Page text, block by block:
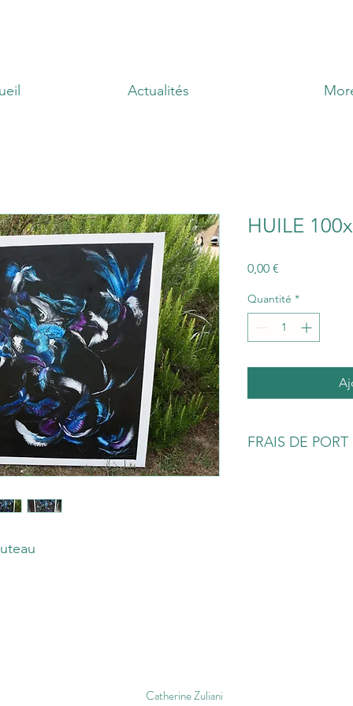
Actualités
HUILE
0,00 €
Quantité *
FRAIS DE PORT
Catherine Zuliani